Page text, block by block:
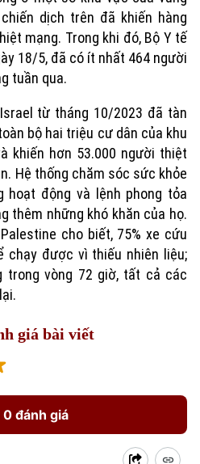
dịch trên đã khiến hàng
mạng. Trong khi đó, Bộ Y tế
18/5, đã có ít nhất 464 người
tuần qua.
từ tháng 10/2023 đã tàn
bộ hai triệu cư dân của khu
khiến hơn 53.000 người thiệt
Hệ thống chăm sóc sức khỏe
hoạt động và lệnh phong tỏa
thêm những khó khăn của họ.
cho biết, 75% xe cứu
chạy được vì thiếu nhiên liệu;
trong vòng 72 giờ, tất cả các
giá bài viết
0 đánh giá